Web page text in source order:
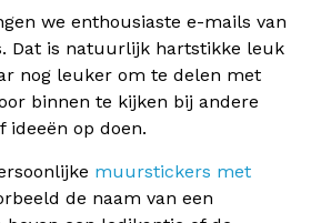
we enthousiaste e-mails van
Dat is natuurlijk hartstikke leuk
nog leuker om te delen met
binnen te kijken bij andere
ideeën op doen.
muurstickers met
de naam van een